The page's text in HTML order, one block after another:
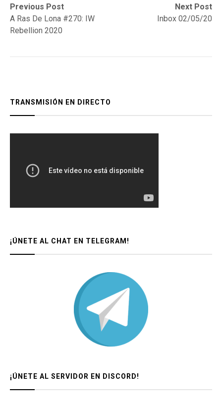
Navegación
de
entradas
Previous Post
Previous
post:A Ras De Lona #270: IW
Rebellion 2020
Next Post
Next
post:
Inbox 02/05/20
TRANSMISIÓN EN DIRECTO
¡ÚNETE AL CHAT EN TELEGRAM!
¡ÚNETE AL SERVIDOR EN DISCORD!